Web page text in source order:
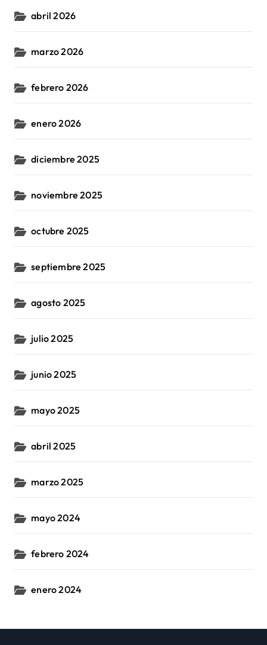
abril 2026
marzo 2026
febrero 2026
enero 2026
diciembre 2025
noviembre 2025
octubre 2025
septiembre 2025
agosto 2025
julio 2025
junio 2025
mayo 2025
abril 2025
marzo 2025
mayo 2024
febrero 2024
enero 2024